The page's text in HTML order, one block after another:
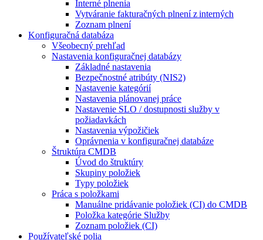
Interné plnenia
Vytváranie fakturačných plnení z interných
Zoznam plnení
Konfiguračná databáza
Všeobecný prehľad
Nastavenia konfiguračnej databázy
Základné nastavenia
Bezpečnostné atribúty (NIS2)
Nastavenie kategórií
Nastavenia plánovanej práce
Nastavenie SLO / dostupnosti služby v
požiadavkách
Nastavenia výpožičiek
Oprávnenia v konfiguračnej databáze
Štruktúra CMDB
Úvod do štruktúry
Skupiny položiek
Typy položiek
Práca s položkami
Manuálne pridávanie položiek (CI) do CMDB
Položka kategórie Služby
Zoznam položiek (CI)
Používateľské polia